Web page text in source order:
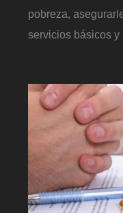
pobreza,
servicios básicos